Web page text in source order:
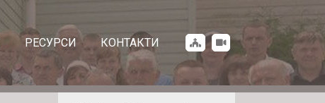
РЕСУРСИ КОНТАКТИ